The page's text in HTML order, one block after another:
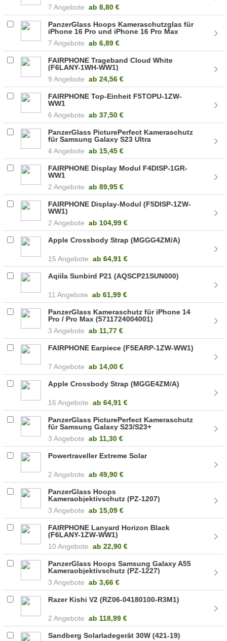
7 Angebote ab 8,80 €
PanzerGlass Hoops Kameraschutzglas für
iPhone 16 Pro und iPhone 16 Pro Max
7 Angebote ab 6,89 €
FAIRPHONE Trageband Cloud White
(F6LANY-1WH-WW1)
9 Angebote ab 24,56 €
FAIRPHONE Top-Einheit F5TOPU-1ZW-
WW1
6 Angebote ab 37,50 €
PanzerGlass PicturePerfect Kameraschutz
für Samsung Galaxy S23 Ultra
4 Angebote ab 15,45 €
FAIRPHONE Display Modul F4DISP-1GR-
WW1
2 Angebote ab 89,95 €
FAIRPHONE Display-Modul (F5DISP-1ZW-
WW1)
2 Angebote ab 104,99 €
Apple Crossbody Strap (MGGG4ZM/A)
15 Angebote ab 64,91 €
Aqiila Sunbird P21 (AQSCP21SUN000)
11 Angebote ab 61,99 €
PanzerGlass Kameraschutz für iPhone 14
Pro / Pro Max (5711724004001)
3 Angebote ab 11,77 €
FAIRPHONE Earpiece (F5EARP-1ZW-WW1)
7 Angebote ab 14,00 €
Apple Crossbody Strap (MGGE4ZM/A)
16 Angebote ab 64,91 €
PanzerGlass PicturePerfect Kameraschutz
für Samsung Galaxy S23/S23+
3 Angebote ab 11,30 €
Powertraveller Extreme Solar
2 Angebote ab49,90 €
PanzerGlass Hoops
Kameraobjektivschutz (PZ-1207)
3 Angebote ab 15,09 €
FAIRPHONE Lanyard Horizon Black
(F6LANY-1ZW-WW1)
10 Angebote ab 22,90 €
PanzerGlass Hoops Samsung Galaxy A55
Kameraobjektivschutz (PZ-1227)
3 Angebote ab 3,66 €
Razer Kishi V2 (RZ06-04180100-R3M1)
2 Angebote ab 118,99 €
Sandberg Solarladegerät 30W (421-19)